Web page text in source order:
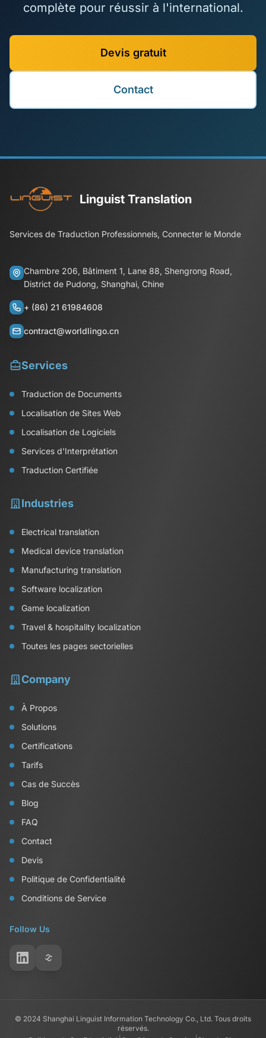
complète pour réussir à l'international.
Devis gratuit
Contact
Linguist Translation
Services de Traduction Professionnels, Connecter le Monde
Chambre 206, Bâtiment 1, Lane 88, Shengrong Road,
District de Pudong, Shanghai, Chine
+ (86) 21 61984608
contract@worldlingo.cn
Services
Traduction de Documents
Localisation de Sites Web
Localisation de Logiciels
Services d'Interprétation
Traduction Certifiée
Industries
Electrical translation
Medical device translation
Manufacturing translation
Software localization
Game localization
Travel & hospitality localization
Toutes les pages sectorielles
Company
À Propos
Solutions
Certifications
Tarifs
Cas de Succès
Blog
FAQ
Contact
Devis
Politique de Confidentialité
Conditions de Service
Follow Us
© 2024 Shanghai Linguist Information Technology Co., Ltd. Tous droits
réservés.